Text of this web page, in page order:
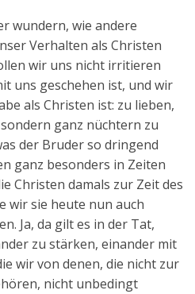
wundern, wie andere
Verhalten als Christen
wir uns nicht irritieren
uns geschehen ist, und wir
als Christen ist: zu lieben,
ganz nüchtern zu
der Bruder so dringend
ganz besonders in Zeiten
Christen damals zur Zeit des
wir sie heute nun auch
Ja, da gilt es in der Tat,
zu stärken, einander mit
wir von denen, die nicht zur
nicht unbedingt